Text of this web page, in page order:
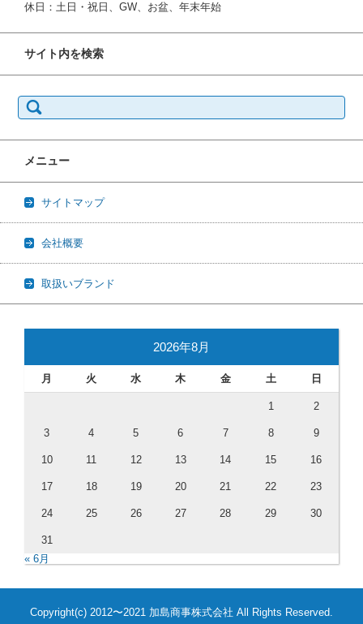
休日：土日・祝日、GW、お盆、年末年始
サイト内を検索
索:
メニュー
サイトマップ
会社概要
取扱いブランド
2026年8月
月 火 水 木 金 土 日
1 2
3 4 5 6 7 8 9
10 11 12 13 14 15 16
17 18 19 20 21 22 23
24 25 26 27 28 29 30
31
« 6月
Copyright(c) 2012〜2021 加島商事株式会社 All Rights Reserved.